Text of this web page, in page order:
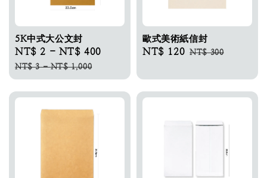
5K中式大公文封
Sale
price
NT$ 2 - NT$ 400
NT$ 3-NT$ 1,000
歐式美術紙信封
Sale
NT$ 120 Regular
NT$ 300